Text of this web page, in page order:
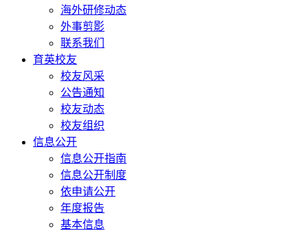
海外研修动态
外事剪影
联系我们
育英校友
校友风采
公告通知
校友动态
校友组织
信息公开
信息公开指南
信息公开制度
依申请公开
年度报告
基本信息